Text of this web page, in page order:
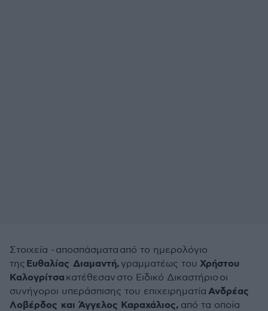
Στοιχεία - αποσπάσματα από το ημερολόγιο
της Ευθαλίας Διαμαντή, γραμματέως του Χρήστου
Καλογρίτσα κατέθεσαν στο Ειδικό Δικαστήριο οι
συνήγοροι υπεράσπισης του επιχειρηματία Ανδρέας
Λοβέρδος και Άγγελος Καραχάλιος, από τα οποία